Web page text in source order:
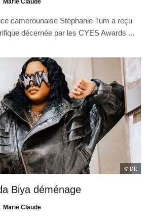
Marie Claude
camerounaise Stéphanie Tum a reçu
décernée par les CYES Awards ...
© DR
Biya déménage
Marie Claude